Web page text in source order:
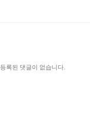
등록된 댓글이 없습니다.